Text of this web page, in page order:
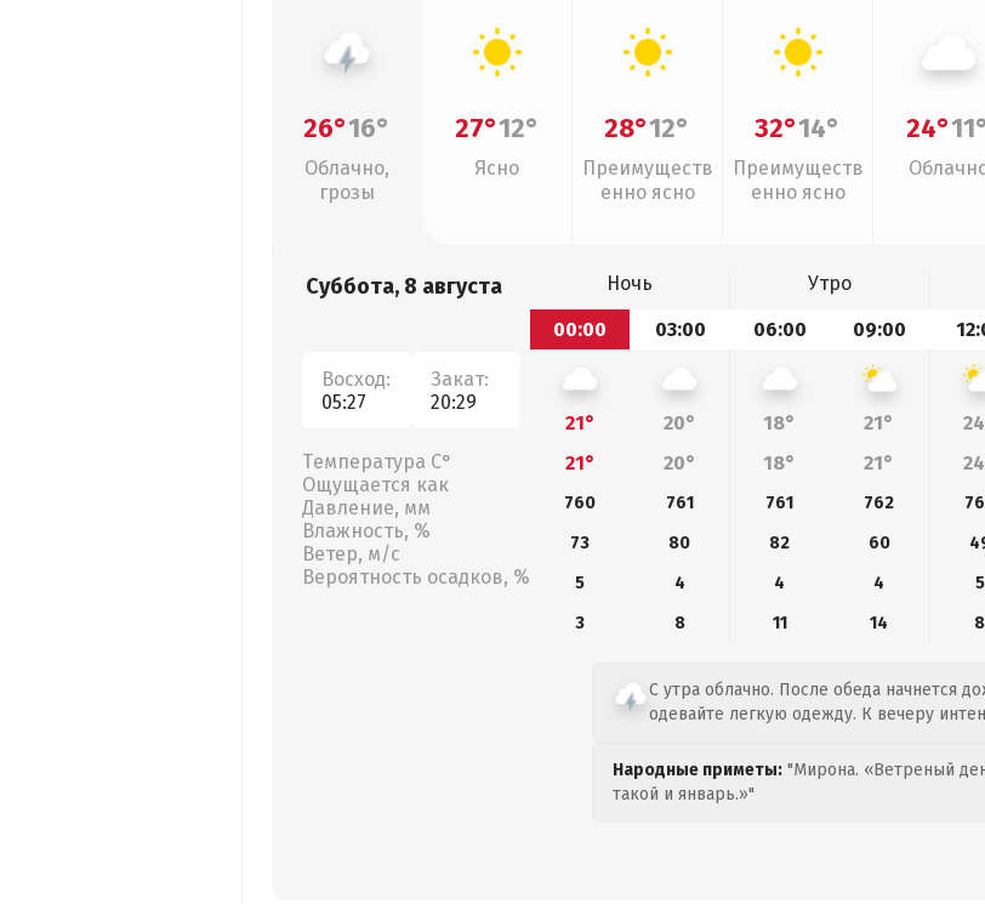
26°16°
Облачно,
грозы
27°12°
Ясно
28°12°
Преимуществ
енно ясно
32°14°
Преимуществ
енно ясно
24°11°
Суббота, 8 августа
Восход:
05:27
Закат:
20:29
Температура С°
Ощущается как
Давление, мм
Влажность, %
Ветер, м/с
Вероятность осадков, %
Ночь Утро
00:00
03:00 06:00 09:00
21° 20° 18° 21°
21°
20° 18° 21°
760 761 761 762
73
80 82 60
5
4 4 4 5
3
8 11 14 8
С утра облачно. После обеда начнется
одевайте легкую одежду. К вечеру
Народные приметы: "Мирона. «Ветреный
такой и январь.»"